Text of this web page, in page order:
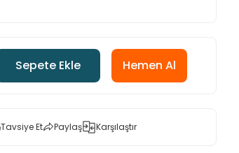
Sepete Ekle Hemen Al
Tavsiye Et Paylaş Karşılaştır